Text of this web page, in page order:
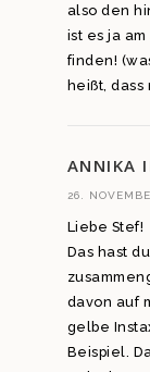
also den
ist es ja
finden!
heißt,
ANNIKA
26.
Liebe Stef!
Das hast
davon auf
gelbe
Beispiel.